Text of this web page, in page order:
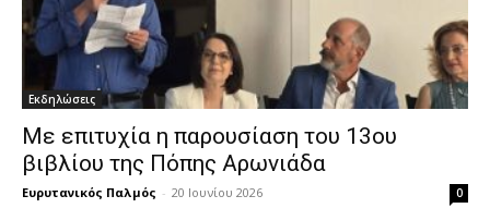
Εκδηλώσεις
Με επιτυχία η παρουσίαση του 13ου
βιβλίου της Πόπης Αρωνιάδα
Ευρυτανικός Παλμός - 20 Ιουνίου 2026 0